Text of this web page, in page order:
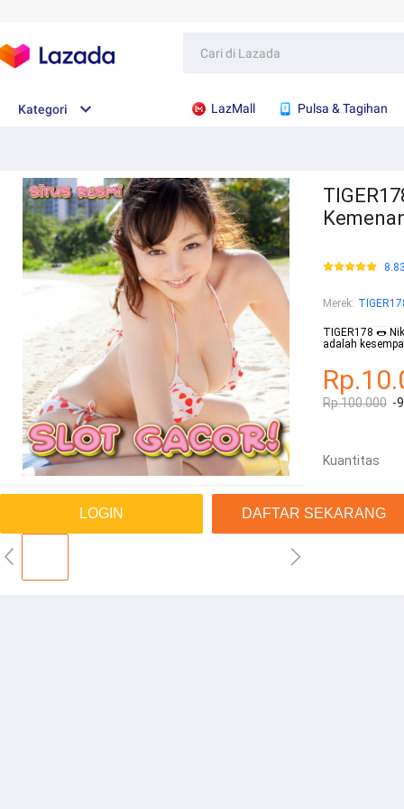
Kategori LazMall Pulsa & Tagihan
LOGIN DAFTAR SEKARANG
Merek:
TIGER178 🌭
adalah
Rp.100.000 -
Kuantitas